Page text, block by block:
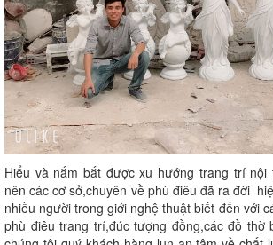
Hiểu và nắm bắt được xu hướng trang trí nội
nên các cơ sở,chuyên về phù điêu đã ra đời
nhiều người trong giới nghệ thuật biết đến với
phù điêu trang trí,đúc tượng đồng,các đồ